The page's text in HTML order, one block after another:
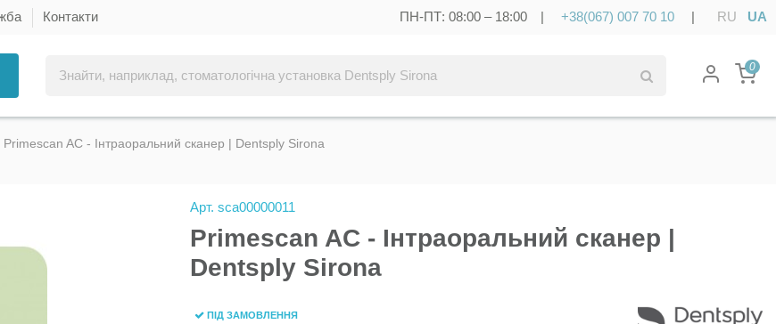
Контакти ПН-ПТ: 08:00 – 18:00 | +38(067) 007 70 10 | RU UA
0
Primescan AC - Інтраоральний сканер | Dentsply Sirona
Арт. sca00000011
Primescan AC - Інтраоральний сканер |
Dentsply Sirona
ПІД ЗАМОВЛЕННЯ